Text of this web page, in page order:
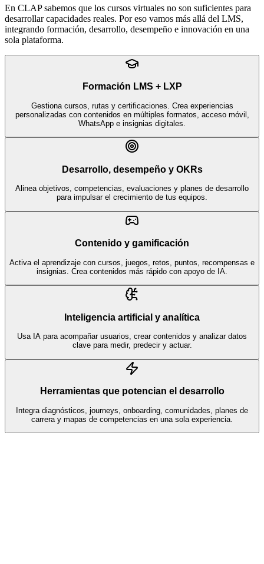
En CLAP sabemos que los cursos virtuales no son suficientes para
desarrollar capacidades reales. Por eso vamos más allá del LMS,
integrando formación, desarrollo, desempeño e innovación en una
sola plataforma.
Formación LMS + LXP
Gestiona cursos, rutas y certificaciones. Crea experiencias
personalizadas con contenidos en múltiples formatos, acceso móvil,
WhatsApp e insignias digitales.
Desarrollo, desempeño y OKRs
Alinea objetivos, competencias, evaluaciones y planes de desarrollo
para impulsar el crecimiento de tus equipos.
Contenido y gamificación
Activa el aprendizaje con cursos, juegos, retos, puntos, recompensas e
insignias. Crea contenidos más rápido con apoyo de IA.
Inteligencia artificial y analítica
Usa IA para acompañar usuarios, crear contenidos y analizar datos
clave para medir, predecir y actuar.
Herramientas que potencian el desarrollo
Integra diagnósticos, journeys, onboarding, comunidades, planes de
carrera y mapas de competencias en una sola experiencia.